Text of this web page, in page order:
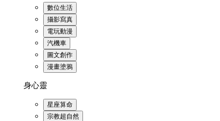
數位生活
攝影寫真
電玩動漫
汽機車
圖文創作
漫畫塗鴉
身心靈
星座算命
宗教超自然